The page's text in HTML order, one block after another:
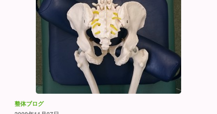
整体ブログ